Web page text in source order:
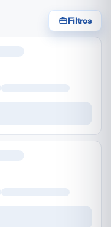
Filtros